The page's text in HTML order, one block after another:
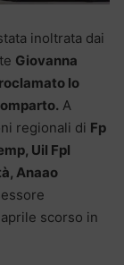
inoltrata dai
Giovanna
lo
A
regionali di Fp
Uil Fpl
Anaao
scorso in